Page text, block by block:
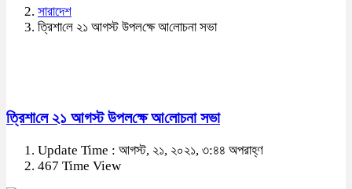
সারাদেশ
ত্রিশা‌লে ২১ আগস্ট উপল‌ক্ষে আ‌লোচনা সভা
ত্রিশা‌লে ২১ আগস্ট উপল‌ক্ষে আ‌লোচনা সভা
Update Time : আগস্ট, ২১, ২০২১, ৩:৪৪ অপরাহ্ণ
467 Time View